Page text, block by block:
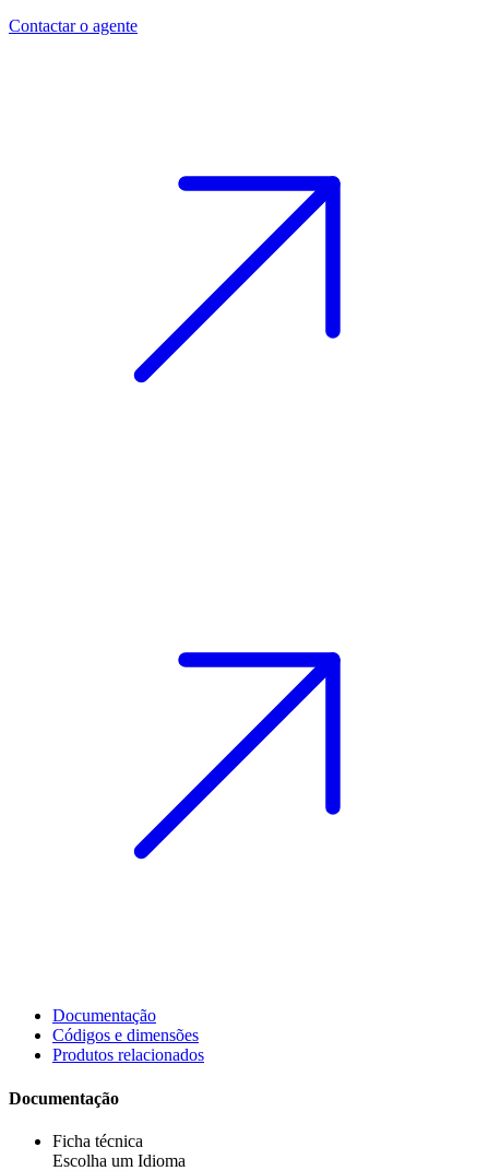
Contactar o agente
Documentação
Códigos e dimensões
Produtos relacionados
Documentação
Ficha técnica
Escolha um Idioma